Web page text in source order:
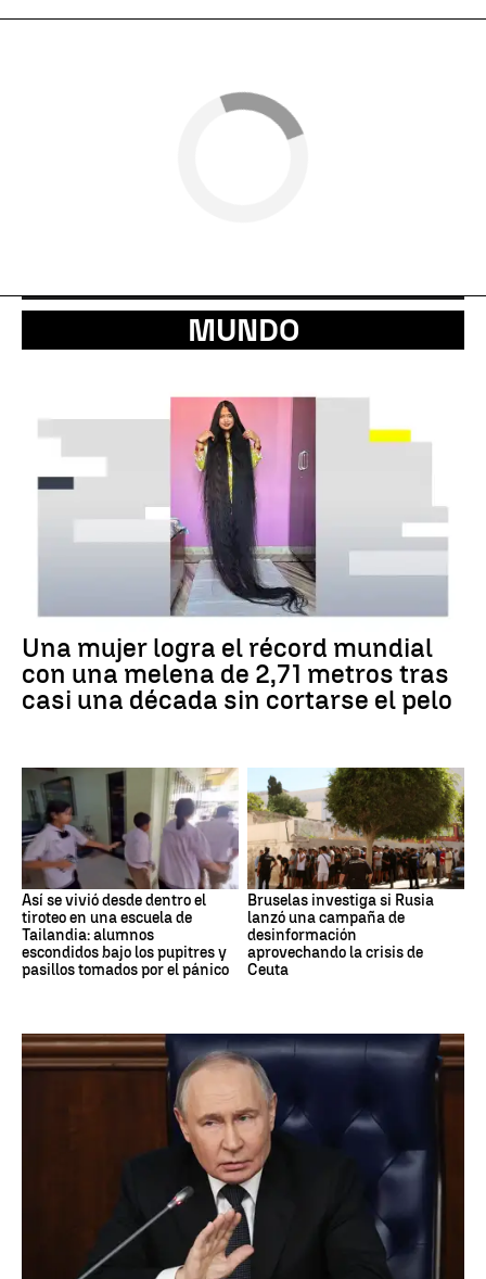
MUNDO
Una mujer logra el récord mundial
con una melena de 2,71 metros tras
casi una década sin cortarse el pelo
Así se vivió desde dentro el
tiroteo en una escuela de
Tailandia: alumnos
escondidos bajo los pupitres y
pasillos tomados por el pánico
Bruselas investiga si Rusia
lanzó una campaña de
desinformación
aprovechando la crisis de
Ceuta